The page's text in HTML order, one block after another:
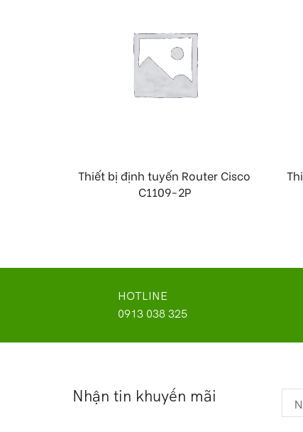
Thiết bị định tuyến Router Cisco
C1109-2P
HOTLINE
0913 038 325
Nhận tin khuyến mãi